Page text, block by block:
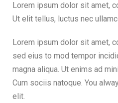
Lorem ipsum dolor sit amet,
Ut elit tellus, luctus nec
Lorem ipsum dolor sit amet,
sed eius to mod tempor
magna aliqua. Ut enims ad
Cum sociis natoque. You
elit.